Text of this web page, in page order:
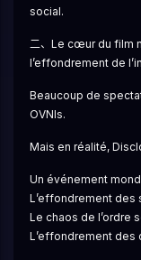
social.
二、Le cœur du film
l’effondrement de
Beaucoup de
OVNIs.
Mais en réalité,
Un événement
L’effondrement des
Le chaos de l’ordre
L’effondrement des